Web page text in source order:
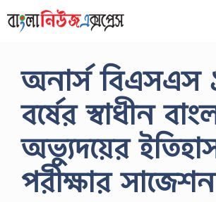
to
অনার্স বিএসএস
বর্ষের স্বাধীন
অভ্যুদয়ের
পরীক্ষার সাজেশন